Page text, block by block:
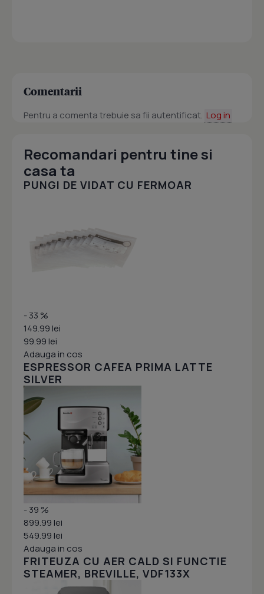
Comentarii
Pentru a comenta trebuie sa fii autentificat. Log in
Recomandari pentru tine si
casa ta
PUNGI DE VIDAT CU FERMOAR
- 33 %
149.99 lei
99.99 lei
Adauga in cos
ESPRESSOR CAFEA PRIMA LATTE
SILVER
- 39 %
899.99 lei
549.99 lei
Adauga in cos
FRITEUZA CU AER CALD SI FUNCTIE
STEAMER, BREVILLE, VDF133X